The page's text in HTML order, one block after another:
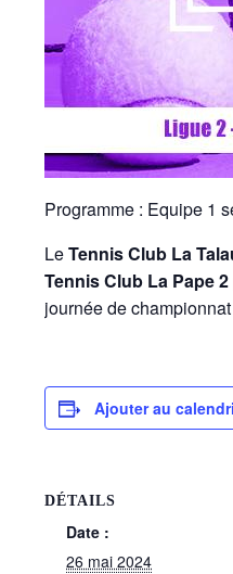
Programme : Equipe 1
LeTennis Club La
Tennis Club La Pape 2
journée de championnat
Ajouter au
DÉTAILS
Date :
26 mai 2024